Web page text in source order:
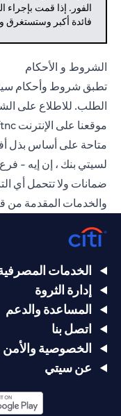
الفور. إذا قمت
فائدة أكبر
الشروط و الأحكام
تطبق شروط وأحكام
الطلب. للاطلاع على
موقعنا على الإنترنت
متاحة على أساس بذل
لسيتي بنك ، إن إيه - فرع
ضمانات ولا تتحمل أي
والخدمات المقدمة من
الخدمات
إدارة الثروة
المساعدة والدعم
اتصل بنا
الخصوصية والأمن
عن سيتي